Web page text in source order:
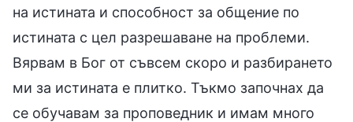
на истината и способност за общение по
истината с цел разрешаване на проблеми.
Вярвам в Бог от съвсем скоро и разбирането
ми за истината е плитко. Тъкмо започнах да
се обучавам за проповедник и имам много